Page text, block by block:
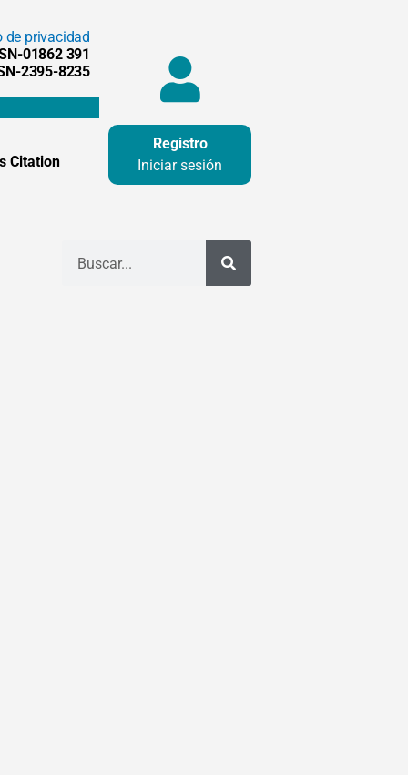
de privacidad
01862 391
2395-8235
Citation
Registro
Iniciar sesión